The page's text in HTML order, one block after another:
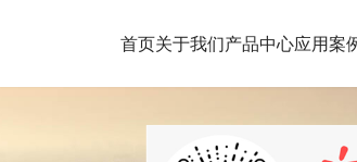
首页关于我们产品中心应用案